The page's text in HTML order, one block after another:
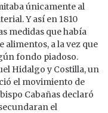
únicamente al
Y así en 1810
medidas que había
alimentos, a la vez que
fondo piadoso.
Hidalgo y Costilla, un
el movimiento de
Cabañas declaró
el